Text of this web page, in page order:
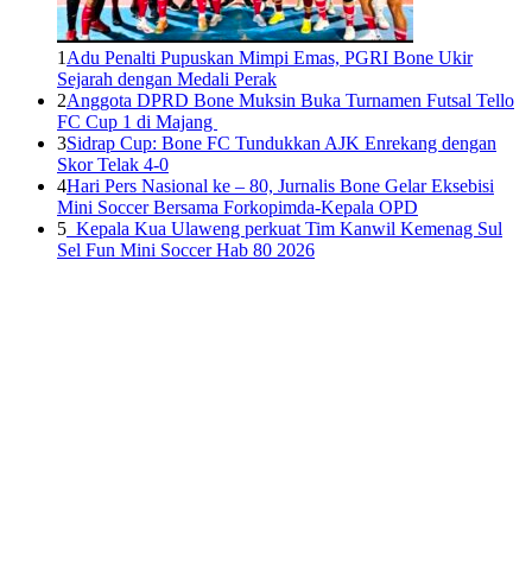
1 Adu Penalti Pupuskan Mimpi Emas, PGRI Bone Ukir
Sejarah dengan Medali Perak
2Anggota DPRD Bone Muksin Buka Turnamen Futsal Tello
FC Cup 1 di Majang
3Sidrap Cup: Bone FC Tundukkan AJK Enrekang dengan
Skor Telak 4-0
4Hari Pers Nasional ke – 80, Jurnalis Bone Gelar Eksebisi
Mini Soccer Bersama Forkopimda-Kepala OPD
5 Kepala Kua Ulaweng perkuat Tim Kanwil Kemenag Sul
Sel Fun Mini Soccer Hab 80 2026